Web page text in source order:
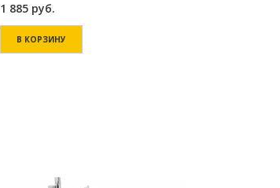
1 885 руб.
В КОРЗИНУ